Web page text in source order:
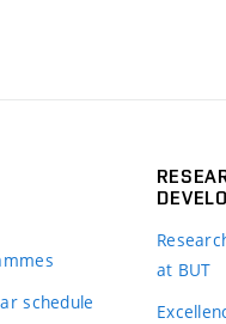
schedule
at BUT